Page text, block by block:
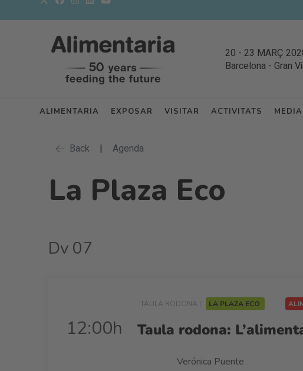
20 - 23 MARÇ
Barcelona - Gran
ALIMENTARIA EXPOSAR VISITAR ACTIVITATS MEDIA
Back | Agenda
La Plaza Eco
Dv 07
12:00h
TAULA RODONA | LA PLAZA ECO
Taula rodona:
Verónica Puente